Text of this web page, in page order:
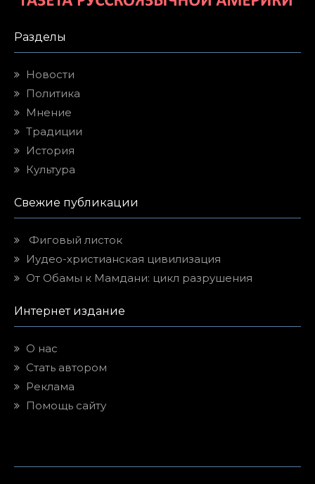
Разделы
Новости
Политика
Мнение
Традиции
История
Культура
Свежие публикации
Фиговый листок
Иудео-христианская цивилизация
От Обамы к Мамдани: цикл разрушения
Интернет издание
О нас
Стать автором
Реклама
Помощь сайту